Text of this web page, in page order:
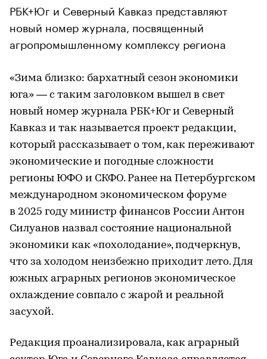
РБК+Юг и Северный Кавказ представляют
новый номер журнала, посвященный
агропромышленному комплексу региона
«Зима близко: бархатный сезон экономики
юга» — с таким заголовком вышел в свет
новый номер журнала РБК+Юг и Северный
Кавказ и так называется проект редакции,
который рассказывает о том, как переживают
экономические и погодные сложности
регионы ЮФО и СКФО. Ранее на Петербургском
международном экономическом форуме
в 2025 году министр финансов России Антон
Силуанов назвал состояние национальной
экономики как «похолодание», подчеркнув,
что за холодом неизбежно приходит лето. Для
южных аграрных регионов экономическое
охлаждение совпало с жарой и реальной
засухой.
Редакция проанализировала, как аграрный